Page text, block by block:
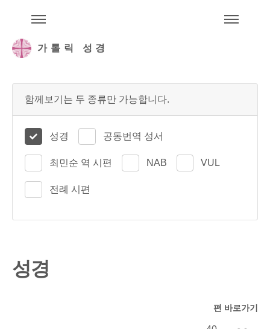
가톨릭 성경
함께보기는 두 종류만 가능합니다.
성경 공동번역 성서
최민순 역 시편 NAB VUL
전례 시편
성경
편 바로가기